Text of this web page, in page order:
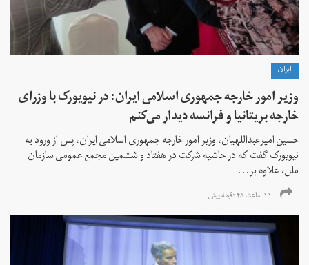
ايران
وزیر امور خارجه جمهوری اسلامی ایران: در نیویورک با وزرای
خارجه بریتانیا و فرانسه دیدار می‌کنم
حسین امیرعبداللهیان، وزیر امور خارجه جمهوری اسلامی ایران، پس از ورود به
نیویورک گفت که در حاشیه شرکت در هفتاد و ششمین مجمع عمومی سازمان
ملل، علاوه بر...
۱۱ ساعت ۴۸ دقیقه پیش